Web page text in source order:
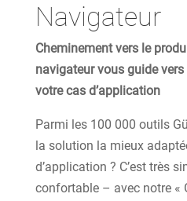
Navigateur
Cheminement vers le
navigateur vous guide
votre cas d’application
Parmi les 100 000 outils
la solution la mieux
d’application ? C’est très
confortable – avec notre «